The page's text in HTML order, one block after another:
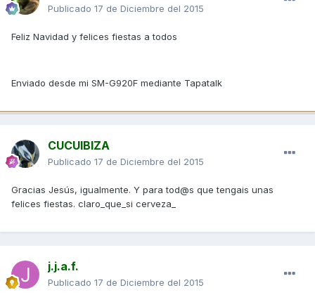
Publicado 17 de Diciembre del 2015
Feliz Navidad y felices fiestas a todos
Enviado desde mi SM-G920F mediante Tapatalk
CUCUIBIZA
Publicado 17 de Diciembre del 2015
Gracias Jesús, igualmente. Y para tod@s que tengais unas
felices fiestas. claro_que_si cerveza_
j.j.a.f.
Publicado 17 de Diciembre del 2015